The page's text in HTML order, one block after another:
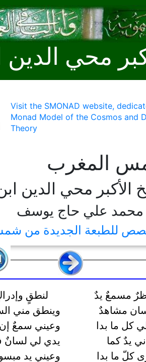
محي الدين
Visit the SMONAD website,
Monad Model of the Cosmos and
Theory
المغرب
الأكبر محي الدين
محمد علي حاج يوسف
للطبعة الجديدة من
مسمعٌ يدٌ
مشاهدٌ
كل ما بدا
يدٌ كما
كلّ ما بدا
لنطقٍ
وينطق مني
وعيني سمعٌ
يدي لي
وعيني يد